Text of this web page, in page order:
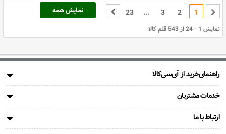
نمایش همه 1
2
3
...
23
نمایش 1 - 24 از 543 قلم کالا
راهنمای‌خرید از آی‌سی‌کالا
خدمات مشتریان
ارتباط با ما